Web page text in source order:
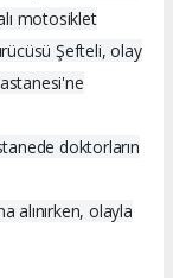
motosiklet
Şefteli, olay
doktorların
alınırken, olayla